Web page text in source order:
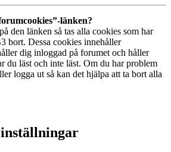
länken?
den länken så tas alla cookies som har
bort. Dessa cookies innehåller
dig inloggad på forumet och håller
du läst och inte läst. Om du har problem
logga ut så kan det hjälpa att ta bort alla